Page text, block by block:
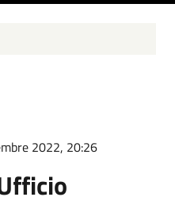
2022, 20:26